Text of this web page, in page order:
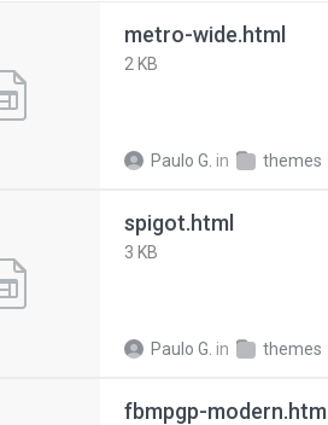
metro-wide.html
2 KB
Paulo G. in themes
spigot.html
3 KB
Paulo G. in themes
fbmpgp-modern.html